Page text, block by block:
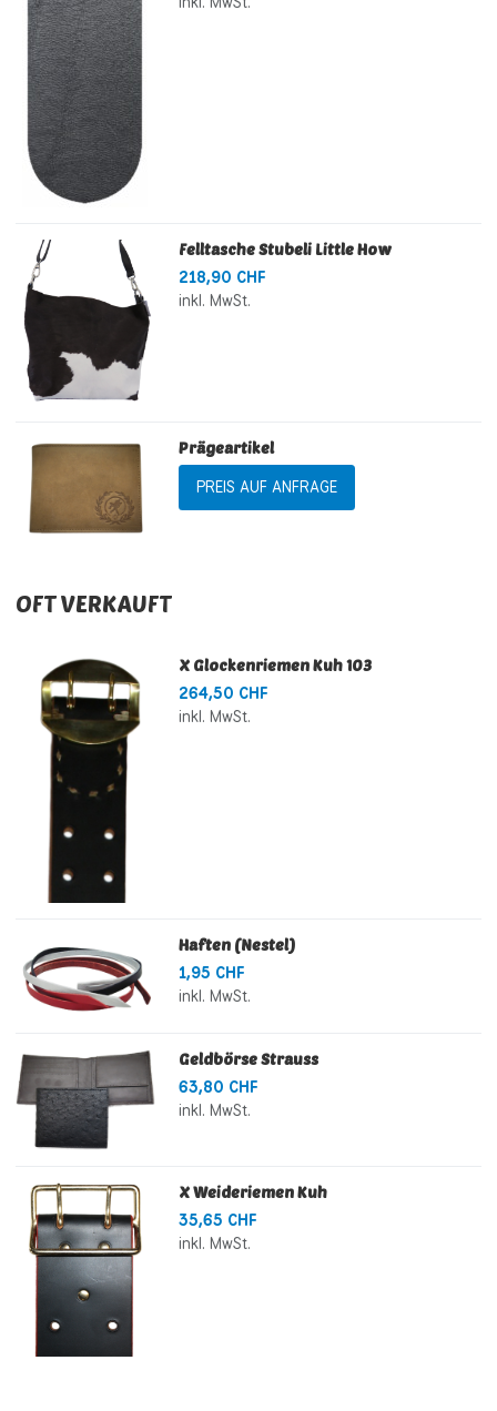
Felltasche Stubeli Little How
218,90 CHF
inkl. MwSt.
Prägeartikel
PREIS AUF ANFRAGE
OFT VERKAUFT
X Glockenriemen Kuh 103
264,50 CHF
inkl. MwSt.
Haften (Nestel)
1,95 CHF
inkl. MwSt.
Geldbörse Strauss
63,80 CHF
inkl. MwSt.
X Weideriemen Kuh
35,65 CHF
inkl. MwSt.